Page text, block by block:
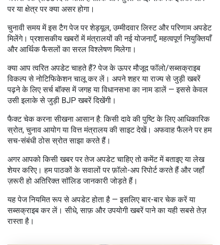
पर या क्षेत्र पर क्या असर होगा।
चुनावी समय में इस टैग पेज पर शेड्यूल, उम्मीदवार लिस्ट और परिणाम अपडेट
मिलेंगे। प्रशासकीय खबरों में मंत्रालयों की नई योजनाएँ, महत्वपूर्ण नियुक्तियाँ
और आर्थिक फैसलों का सरल विश्लेषण मिलेगा।
क्या आप त्वरित अपडेट चाहते हैं? पेज के ऊपर मौजूद फॉलो/सब्सक्राइब
विकल्प से नोटिफिकेशन चालू कर लें। अपने शहर या राज्य से जुड़ी खबरें
पढ़ने के लिए सर्च बॉक्स में जगह या विधानसभा का नाम डालें — इससे केवल
उसी इलाके से जुड़ी BJP खबरें दिखेंगी।
फैक्ट चेक करना सीखना आसान है: किसी दावे की पुष्टि के लिए आधिकारिक
स्रोत, चुनाव आयोग या वित्त मंत्रालय की साइट देखें। अफवाह फैलने पर हम
सच-संबंधी ठोस स्रोत साझा करते हैं।
अगर आपको किसी खबर पर तेज अपडेट चाहिए तो कमेंट में बताइए या लेख
शेयर करिए। हम पाठकों के सवालों पर फ़ॉलो-अप रिपोर्ट करते हैं और जहाँ
ज़रूरी हो अतिरिक्त सॉलिड जानकारी जोड़ते हैं।
यह पेज नियमित रूप से अपडेट होता है — इसलिए बार-बार चेक करें या
सब्सक्राइब कर लें। सीधे, साफ़ और उपयोगी खबरें पाने का यही सबसे तेज़
रास्ता है।